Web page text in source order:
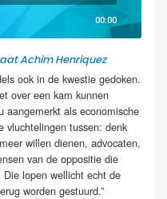
00:00
Achim Henriquez
ook in de kwestie gedoken.
over een kam kunnen
aangemerkt als economische
vluchtelingen tussen: denk
willen dienen, advocaten,
van de oppositie die
lopen wellicht echt de
worden gestuurd.”